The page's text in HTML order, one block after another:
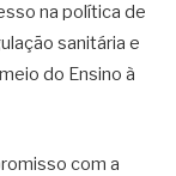
na política de
sanitária e
do Ensino à
com a